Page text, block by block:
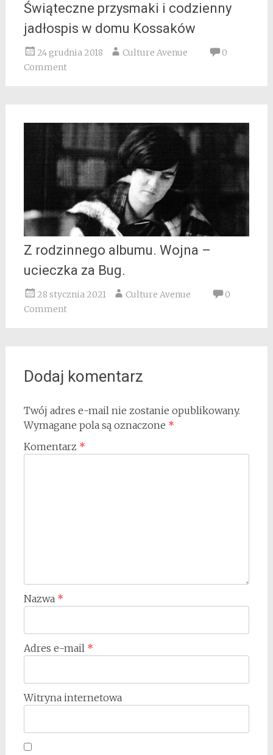
Świąteczne przysmaki i codzienny
jadłospis w domu Kossaków
24 grudnia 2018 Culture Avenue
0
Comment
Z rodzinnego albumu. Wojna –
ucieczka za Bug.
28 stycznia 2021 Culture Avenue
0
Comment
Dodaj komentarz
Twój adres e-mail nie zostanie opublikowany.
Wymagane pola są oznaczone *
Komentarz *
Nazwa *
Adres e-mail *
Witryna internetowa